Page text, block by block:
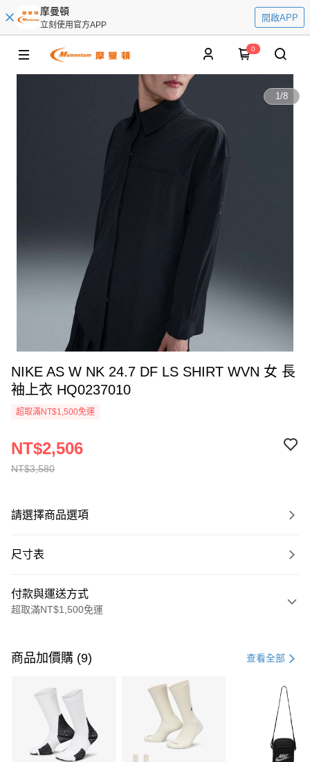
摩曼頓
立刻使用官方APP
開啟APP
0
1/8
NIKE AS W NK 24.7 DF LS SHIRT WVN 女 長
袖上衣 HQ0237010
超取滿NT$1,500免運
NT$3,580
NT$2,506
請選擇商品選項
尺寸表
付款與運送方式
超取滿NT$1,500免運
信用卡一次付款
3 期 0 利率 每期 21家銀行
合作金庫商業銀行
第一商業銀行
華南商業銀行
彰化商業銀行
上海商業儲蓄銀行
Apple Pay
商品加價購 (9) 查看全部